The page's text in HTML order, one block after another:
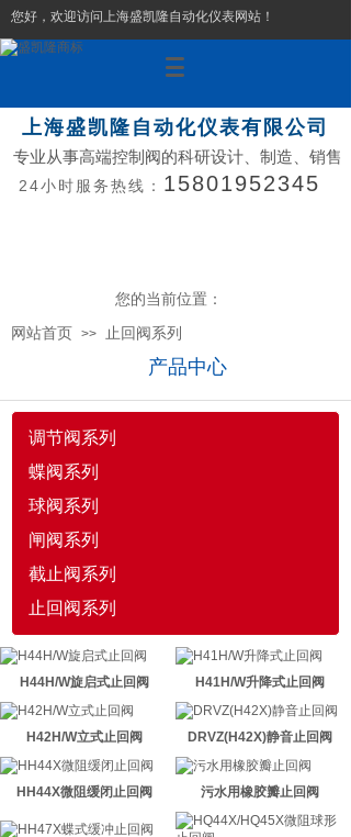
您好，欢迎访问上海盛凯隆自动化仪表网站！
上海盛凯隆自动化仪表有限公司
专业从事高端控制阀的科研设计、制造、销售
24小时服务热线： 15801952345
您的当前位置：
产品中心
网站首页 >> 止回阀系列
调节阀系列
蝶阀系列
球阀系列
闸阀系列
截止阀系列
止回阀系列
H44H/W旋启式止回阀 H41H/W升降式止回阀
H42H/W立式止回阀 DRVZ(H42X)静音止回阀
HH44X微阻缓闭止回阀 污水用橡胶瓣止回阀